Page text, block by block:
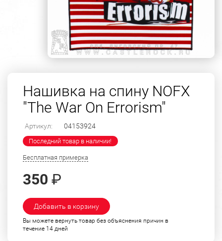
Нашивка на спину NOFX
"The War On Errorism"
Артикул: 04153924
Последний товар в наличии!
Бесплатная примерка
350 ₽
Добавить в корзину
Вы можете вернуть товар без объяснения причин в
течение 14 дней